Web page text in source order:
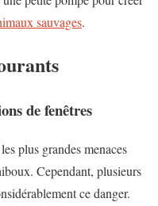
sauvages.
de fenêtres
plus grandes menaces
Cependant, plusieurs
ce danger.